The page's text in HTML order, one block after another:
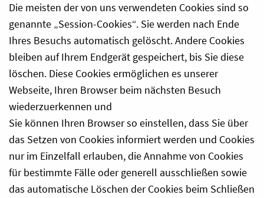
Die meisten der von uns verwendeten Cookies sind so
genannte „Session-Cookies“. Sie werden nach Ende
Ihres Besuchs automatisch gelöscht. Andere Cookies
bleiben auf Ihrem Endgerät gespeichert, bis Sie diese
löschen. Diese Cookies ermöglichen es unserer
Webseite, Ihren Browser beim nächsten Besuch
wiederzuerkennen und
Sie können Ihren Browser so einstellen, dass Sie über
das Setzen von Cookies informiert werden und Cookies
nur im Einzelfall erlauben, die Annahme von Cookies
für bestimmte Fälle oder generell ausschließen sowie
das automatische Löschen der Cookies beim Schließen